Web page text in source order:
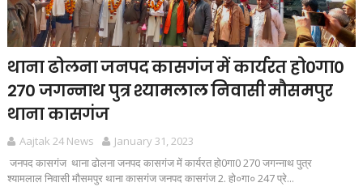
थाना ढोलना जनपद कासगंज में कार्यरत हो0गा0
270 जगन्नाथ पुत्र श्यामलाल निवासी मौसमपुर
थाना कासगंज
Aajtak 24 News
January 31, 2023
जनपद कासगंज थाना ढोलना जनपद कासगंज में कार्यरत हो0गा0 270 जगन्नाथ पुत्र
श्यामलाल निवासी मौसमपुर थाना कासगंज जनपद कासगंज 2. हो०गा० 247 प्रे...